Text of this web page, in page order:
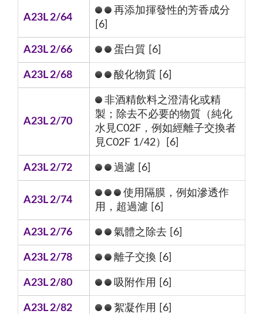
A23L 2/64
再添加揮發性的芳香成分
[6]
A23L 2/66 蛋白質 [6]
A23L 2/68 酸化物質 [6]
A23L 2/70
非酒精飲料之澄清化或精
製；除去不必要的物質（純化
水見C02F，例如經離子交換者
見C02F 1/42）[6]
A23L 2/72 過濾 [6]
A23L 2/74
使用隔膜，例如滲透作
用，超過濾 [6]
A23L 2/76 氣體之除去 [6]
A23L 2/78 離子交換 [6]
A23L 2/80 吸附作用 [6]
A23L 2/82 絮凝作用 [6]